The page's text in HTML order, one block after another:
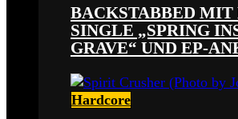
BACKSTABBED MIT
SINGLE „SPRING
GRAVE“ UND EP-
Hardcore